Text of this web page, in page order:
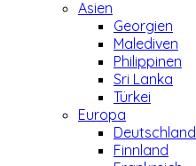
Asien
Georgien
Malediven
Philippinen
Sri Lanka
Türkei
Europa
Deutschland
Finnland